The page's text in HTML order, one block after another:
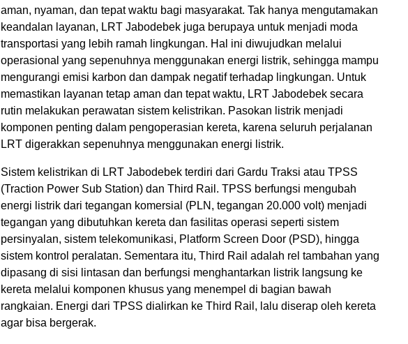
aman, nyaman, dan tepat waktu bagi masyarakat. Tak hanya mengutamakan
keandalan layanan, LRT Jabodebek juga berupaya untuk menjadi moda
transportasi yang lebih ramah lingkungan. Hal ini diwujudkan melalui
operasional yang sepenuhnya menggunakan energi listrik, sehingga mampu
mengurangi emisi karbon dan dampak negatif terhadap lingkungan. Untuk
memastikan layanan tetap aman dan tepat waktu, LRT Jabodebek secara
rutin melakukan perawatan sistem kelistrikan. Pasokan listrik menjadi
komponen penting dalam pengoperasian kereta, karena seluruh perjalanan
LRT digerakkan sepenuhnya menggunakan energi listrik.
Sistem kelistrikan di LRT Jabodebek terdiri dari Gardu Traksi atau TPSS
(Traction Power Sub Station) dan Third Rail. TPSS berfungsi mengubah
energi listrik dari tegangan komersial (PLN, tegangan 20.000 volt) menjadi
tegangan yang dibutuhkan kereta dan fasilitas operasi seperti sistem
persinyalan, sistem telekomunikasi, Platform Screen Door (PSD), hingga
sistem kontrol peralatan. Sementara itu, Third Rail adalah rel tambahan yang
dipasang di sisi lintasan dan berfungsi menghantarkan listrik langsung ke
kereta melalui komponen khusus yang menempel di bagian bawah
rangkaian. Energi dari TPSS dialirkan ke Third Rail, lalu diserap oleh kereta
agar bisa bergerak.